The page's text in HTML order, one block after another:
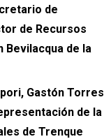
de
de Recursos
Bevilacqua de la
Gastón Torres
de la
de Trenque